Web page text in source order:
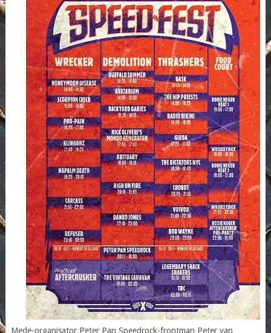
Mede-organisator Peter Pan Speedrock-frontman Peter van